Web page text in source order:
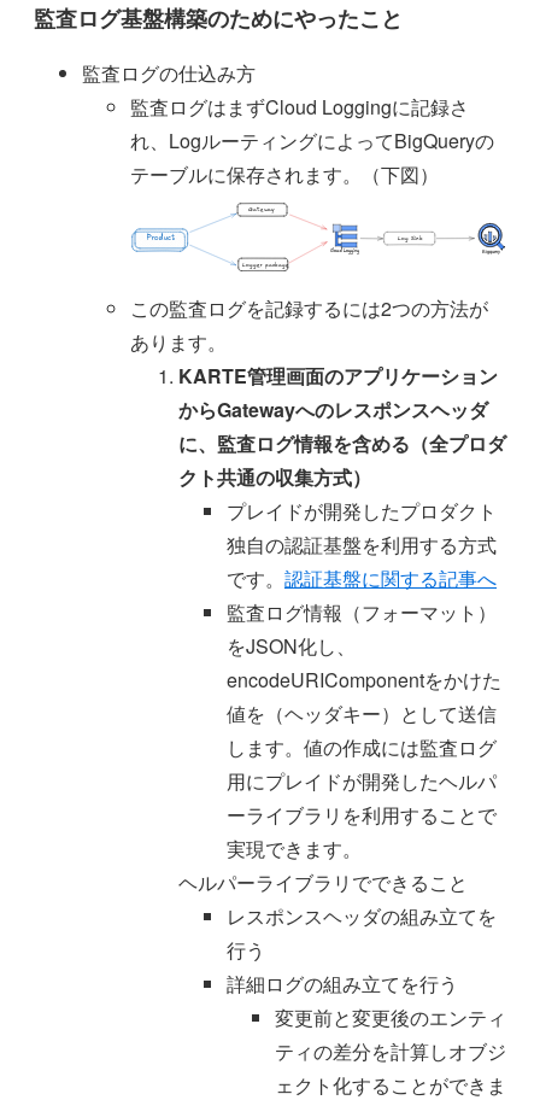
監査ログ基盤構築のためにやったこと
監査ログの仕込み方
監査ログはまずCloud Loggingに記録さ
れ、LogルーティングによってBigQueryの
テーブルに保存されます。（下図）
この監査ログを記録するには2つの方法が
あります。
KARTE管理画面のアプリケーション
からGatewayへのレスポンスヘッダ
に、監査ログ情報を含める（全プロダ
クト共通の収集方式）
プレイドが開発したプロダクト
独自の認証基盤を利用する方式
です。 認証基盤に関する記事へ
監査ログ情報（フォーマット）
をJSON化し、
encodeURIComponentをかけた
値を（ヘッダキー）として送信
します。値の作成には監査ログ
用にプレイドが開発したヘルパ
ーライブラリを利用することで
実現できます。
ヘルパーライブラリでできること
レスポンスヘッダの組み立てを
行う
詳細ログの組み立てを行う
変更前と変更後のエンティ
ティの差分を計算しオブジ
ェクト化することができま